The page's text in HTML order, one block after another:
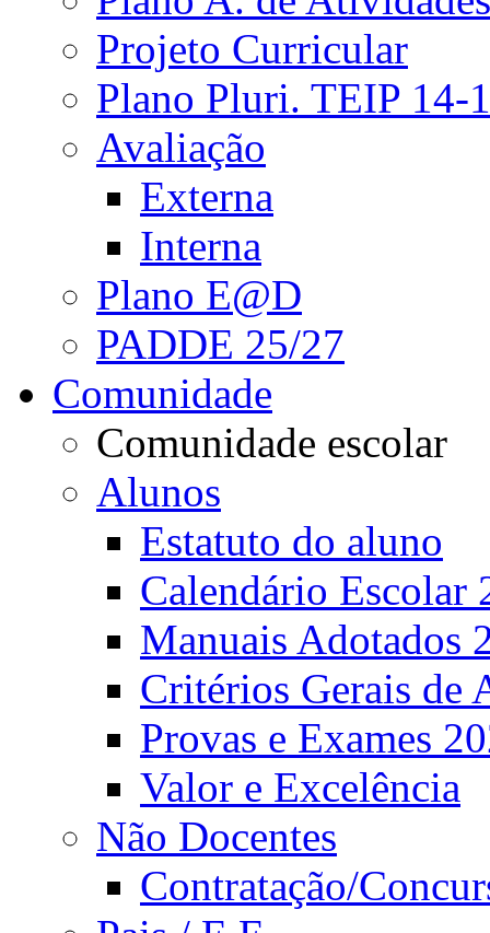
Projeto Curricular
Plano Pluri. TEIP 14-
Avaliação
Externa
Interna
Plano E@D
PADDE 25/27
Comunidade
Comunidade escolar
Alunos
Estatuto do aluno
Calendário Escolar
Manuais Adotados
Critérios Gerais de
Provas e Exames
Valor e Excelência
Não Docentes
Contratação/